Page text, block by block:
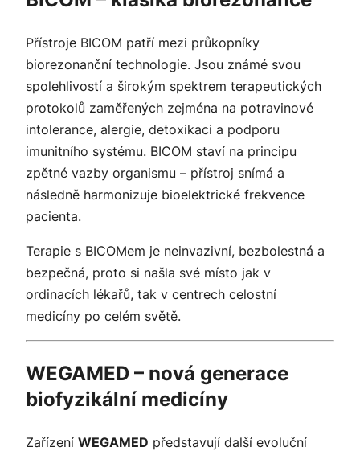
Přístroje BICOM patří mezi průkopníky
biorezonanční technologie. Jsou známé svou
spolehlivostí a širokým spektrem terapeutických
protokolů zaměřených zejména na potravinové
intolerance, alergie, detoxikaci a podporu
imunitního systému. BICOM staví na principu
zpětné vazby organismu – přístroj snímá a
následně harmonizuje bioelektrické frekvence
pacienta.
Terapie s BICOMem je neinvazivní, bezbolestná a
bezpečná, proto si našla své místo jak v
ordinacích lékařů, tak v centrech celostní
medicíny po celém světě.
WEGAMED – nová generace
biofyzikální medicíny
Zařízení WEGAMED představují další evoluční